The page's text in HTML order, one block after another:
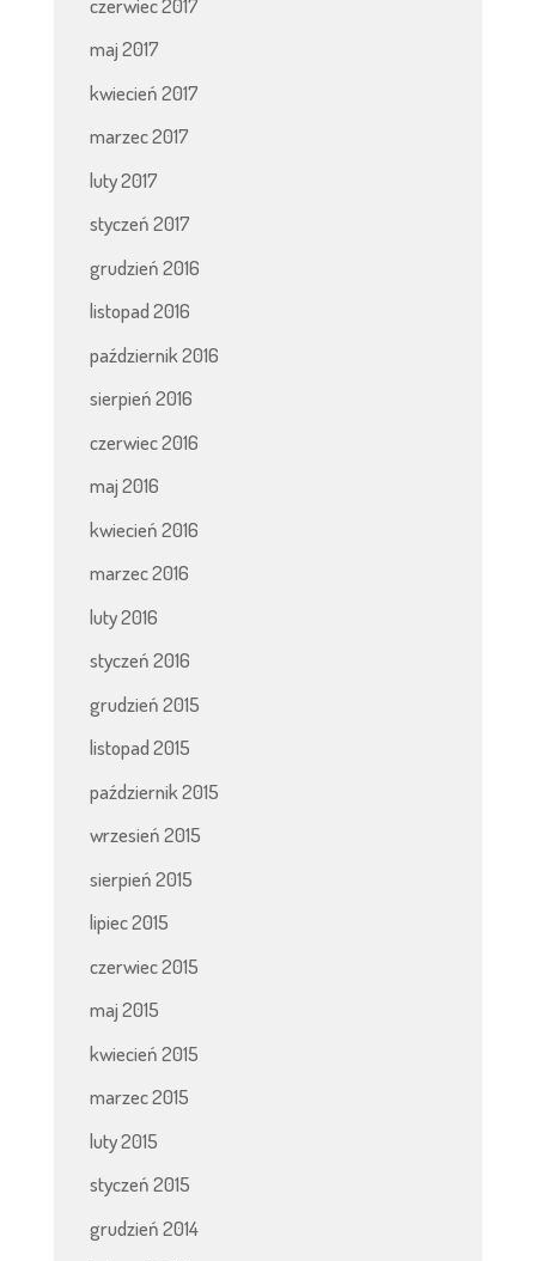
czerwiec 2017
maj 2017
kwiecień 2017
marzec 2017
luty 2017
styczeń 2017
grudzień 2016
listopad 2016
październik 2016
sierpień 2016
czerwiec 2016
maj 2016
kwiecień 2016
marzec 2016
luty 2016
styczeń 2016
grudzień 2015
listopad 2015
październik 2015
wrzesień 2015
sierpień 2015
lipiec 2015
czerwiec 2015
maj 2015
kwiecień 2015
marzec 2015
luty 2015
styczeń 2015
grudzień 2014